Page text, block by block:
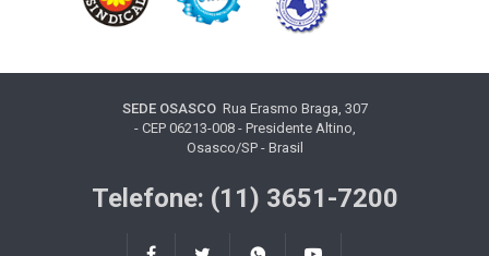
SEDE OSASCORua Erasmo Braga, 307
- CEP 06213-008 - Presidente Altino,
Osasco/SP - Brasil
Telefone: (11) 3651-7200